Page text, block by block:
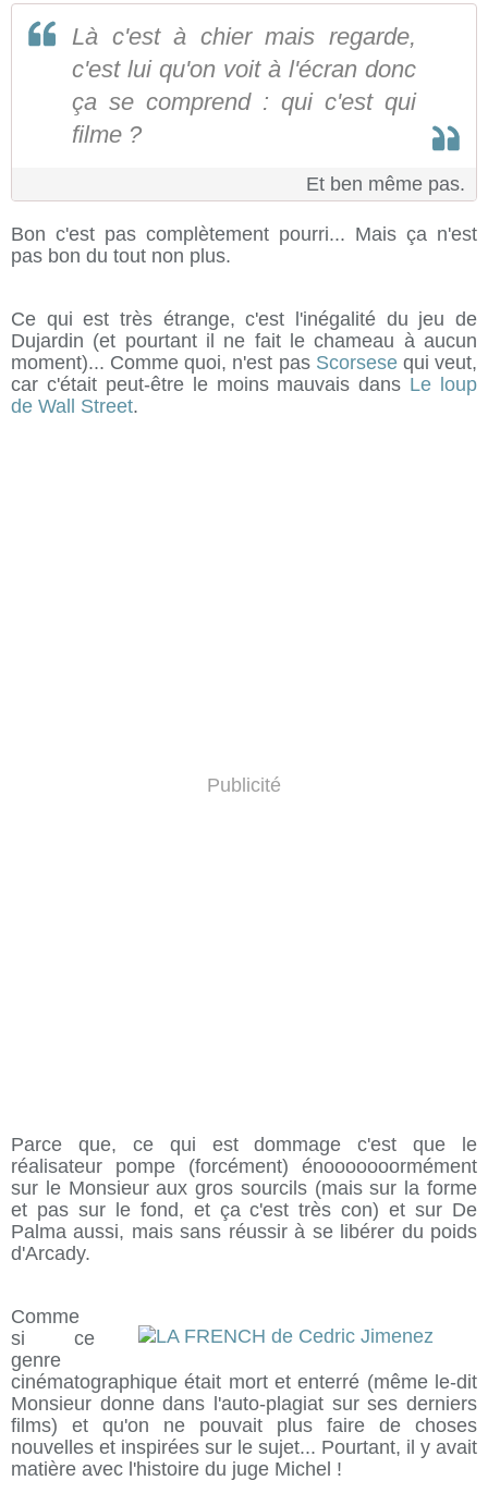
Là c'est à chier mais regarde,
c'est lui qu'on voit à l'écran donc
ça se comprend : qui c'est qui
filme ?
Et ben même pas.
Bon c'est pas complètement pourri... Mais ça n'est
pas bon du tout non plus.
Ce qui est très étrange, c'est l'inégalité du jeu de
Dujardin (et pourtant il ne fait le chameau à aucun
moment)... Comme quoi, n'est pas Scorsesequi veut,
car c'était peut-être le moins mauvais dans Le loup
de Wall Street.
Publicité
Parce que, ce qui est dommage c'est que le
réalisateur pompe (forcément) énooooooormément
sur le Monsieur aux gros sourcils (mais sur la forme
et pas sur le fond, et ça c'est très con) et sur De
Palma aussi, mais sans réussir à se libérer du poids
d'Arcady.
Comme
si ce
genre
cinématographique était mort et enterré (même le-dit
Monsieur donne dans l'auto-plagiat sur ses derniers
films) et qu'on ne pouvait plus faire de choses
nouvelles et inspirées sur le sujet... Pourtant, il y avait
matière avec l'histoire du juge Michel !